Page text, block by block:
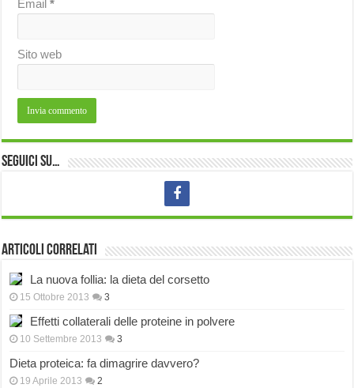
Email*
Sito web
Seguici su…
Articoli correlati
La nuova follia: la dieta del corsetto
15 Ottobre 2013 3
Effetti collaterali delle proteine in polvere
10 Settembre 2013 3
Dieta proteica: fa dimagrire davvero?
19 Aprile 2013 2